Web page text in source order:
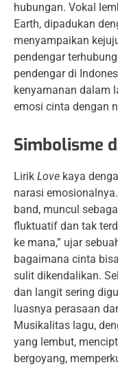
hubungan. Vokal
Earth, dipadukan
menyampaikan
pendengar
pendengar di
kenyamanan dalam
emosi cinta dengan
Simbolisme
Lirik Love kaya
narasi
band, muncul
fluktuatif dan tak
ke mana,” ujar
bagaimana cinta
sulit dikendalikan.
dan langit sering
luasnya perasaan
Musikalitas lagu,
yang lembut,
bergoyang,